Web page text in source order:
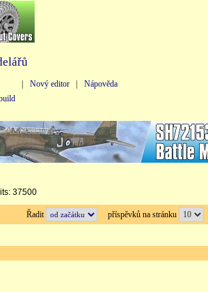
Nový editor
Nápověda
37500
Řadit příspěvků na stránku